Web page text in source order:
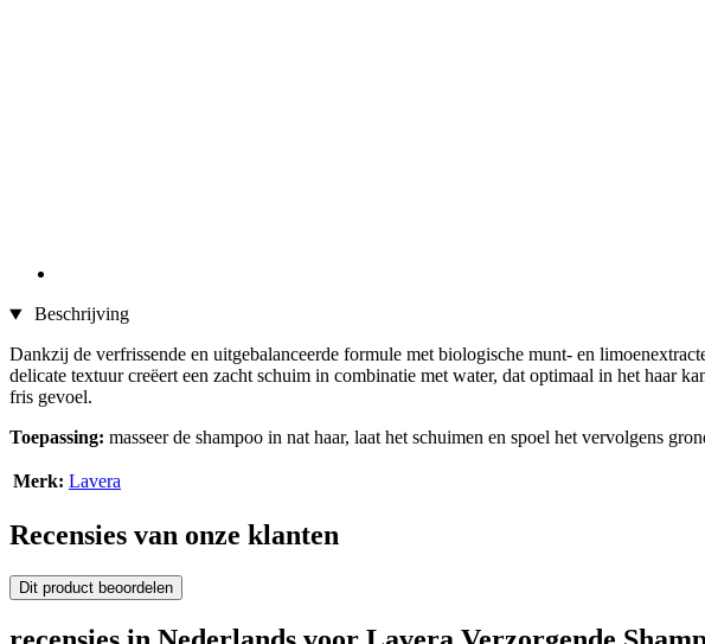
Beschrijving
Dankzij de verfrissende en uitgebalanceerde formule met biologische munt- en
delicate textuur creëert een zacht schuim in combinatie met water, dat optimaal in het haar
fris gevoel.
Toepassing: masseer de shampoo in nat haar, laat het schuimen en spoel het vervolgens
Merk: Lavera
Recensies van onze klanten
Dit product beoordelen